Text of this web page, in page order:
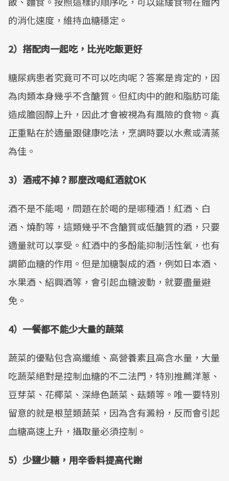
的消化速度，維持血糖穩定。
2）搭配肉一起吃，比光吃飯更好
糖尿病患者究竟可不可以吃肉呢？答案是肯定的，因
為肉類本身幾乎不含醣質。但紅肉中的飽和脂肪可能
造成膽固醇上升，因此才會被視為有風險的食物。真
正重點在於適量跟健康吃法，烹調時要以水煮或清蒸
為佳。
3）酒戒不掉？那麼改喝紅酒就OK
酒不是不能喝，問題在於喝的是哪種酒！紅酒、白
酒、燒酌等，這類幾乎不含醣質或低醣質的酒，只要
適量就可以享受。紅酒中的多酚能抑制活性氧，也有
調節血糖的作用。但是加糖製成的酒，例如日本酒、
水果酒、紹興酒等，會引起血糖波動，就要盡量避
免。
4）一餐都不能少大量的蔬菜
蔬菜的優點包含高纖維、高營養素且高含水量，大量
吃蔬菜絕對是控制血糖的不二法門，特別推薦洋蔥、
豆芽菜、花椰菜、深綠色蔬菜、菇類等。唯一要特別
留意的就是根莖類蔬菜，因為含有澱粉，反而會引起
血糖高速上升，攝取量必須控制。
5）少鹽少糖，用辛香料提高代謝